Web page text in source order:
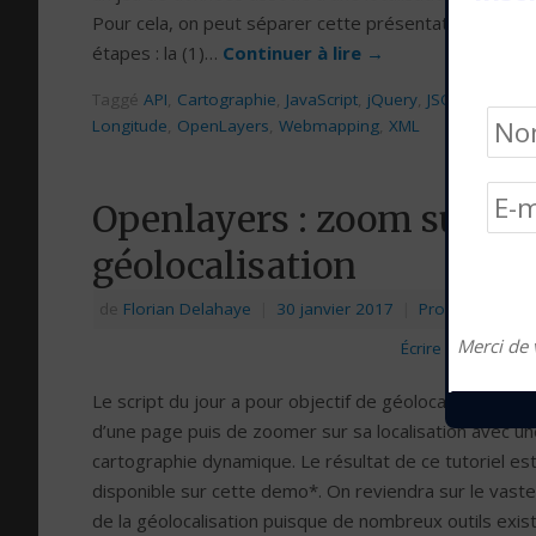
Pour cela, on peut séparer cette présentation en deux
étapes : la (1)… Continuer à lire →
Taggé API Cartographie JavaScript jQuery JSON
Longitude OpenLayers Webmapping XML
Openlayers : zoom sur la
géolocalisation
de Florian Delahaye 30 janvier 2017
Programmation
Écrire un
Le script du jour a pour objectif de géolocaliser le
d’une page puis de zoomer sur sa localisation avec
cartographie dynamique. Le résultat de ce tutoriel est
disponible sur cette demo*. On reviendra sur le
de la géolocalisation puisque de nombreux outils
Merci de